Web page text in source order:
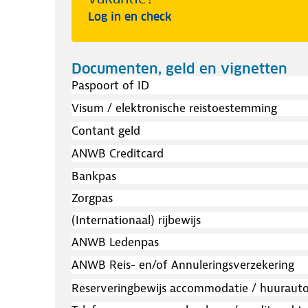
Log in en check
Documenten, geld en vignetten
Paspoort of ID
Visum / elektronische reistoestemming
Contant geld
ANWB Creditcard
Bankpas
Zorgpas
(Internationaal) rijbewijs
ANWB Ledenpas
ANWB Reis- en/of Annuleringsverzekering
Reserveringbewijs accommodatie /